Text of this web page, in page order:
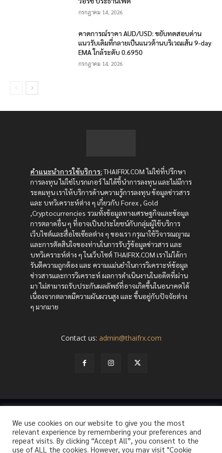
กรกฎาคม 14, 2026
คาดการณ์ราคา AUD/USD: ขยับทดสอบด่าน
แนวรับเดิมที่กลายเป็นแนวต้านบริเวณเส้น 9-day
EMA ใกล้ระดับ 0.6950
กรกฎาคม 14, 2026
คำแนะนำการใช้บริการ:THAIFRX.COM ไม่ใช่ที่ปรึกษา
การลงทุน ไม่ใช่โบรกเกอร์ ไม่ได้ชี้นำการลงทุน และไม่มีการ
ระดมทุน เราให้บริการด้านความรู้การลงทุน ข้อมูลข่าวสาร
และ บทวิเคราะห์ต่าง ๆ เกี่ยวกับ Forex , Gold
,Cryptocurrencies รวมทั้งข้อมูลทางเศรษฐกิจและข้อมูล
การตลาดอื่น ๆ ที่อาจเป็นประโยชน์กับกลุ่มผู้ใช้บริการ
เว็บไซต์และสื่อโซเซียลต่าง ๆ ของเรา กรุณาใช้วิจารณญาณ
และการตัดสินใจของท่านในการรับรู้ข้อมูลข่าวสาร และ
บทวิเคราะห์ต่าง ๆ ในเว็บไซต์ THAIFRX.COM เราไม่ได้กา
รันตีความถูกต้อง และ ความแม่นยำในการวิเคราะห์ข้อมูล
ข่าวสารและการวิเคราะห์ ผลการดำเนินงานในอดีตที่ผ่าน
มา ไม่สามารถรับประกันผลลัพธ์ที่อาจเกิดขึ้นในอนาคตได้
เนื่องจากตลาดมีความผันผวนสูง และ ขึ้นอยู่กับปัจจัยต่าง
ๆ มากมาย
Contact us: admin@thaifrx.com
HOME ANALYSIS BY THAIFRX NEWSTODAY
CRYPTO
KNOWLEDGE
We use cookies on our website to give you the most
relevant experience by remembering your preferences and
repeat visits. By clicking “Accept All”, you consent to the
use of ALL the cookies. However, you may visit "Cookie